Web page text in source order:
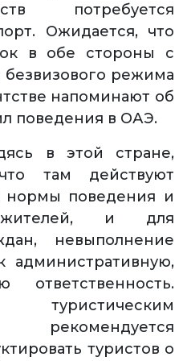
потребуется
Ожидается, что
в обе стороны с
безвизового режима
напоминают об
поведения в ОАЭ.
в этой стране,
там действуют
нормы поведения и
и для
невыполнение
административную,
туристов о